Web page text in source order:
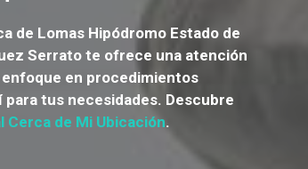
de Lomas Hipódromo Estado de
Serrato te ofrece una atención
en procedimientos
tus necesidades. Descubre
Cerca de Mi Ubicación.